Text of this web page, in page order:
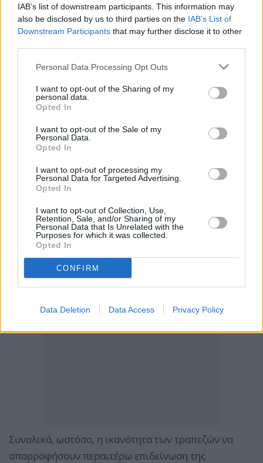
IAB’s list of downstream participants. This information may
also be disclosed by us to third parties on the IAB’s List of
Downstream Participants that may further disclose it to other
Personal Data Processing Opt Outs
I want to opt-out of the Sharing of my
personal data.
Opted In
I want to opt-out of the Sale of my
Personal Data.
Opted In
I want to opt-out of processing my
Personal Data for Targeted Advertising.
Opted In
I want to opt-out of Collection, Use,
Retention, Sale, and/or Sharing of my
Personal Data that Is Unrelated with the
Purposes for which it was collected.
Opted In
CONFIRM
Data Deletion Data Access Privacy Policy
κινδυνεύουν να αυξηθούν περαιτέρω και θα
μπορούσαν να είναι σημαντικές για μεμονωμένες
τράπεζες και επενδυτικά κεφάλαια.
Συνολικά, ωστόσο, η ικανότητα των τραπεζών να
απορροφήσουν περαιτέρω επιδείνωση της